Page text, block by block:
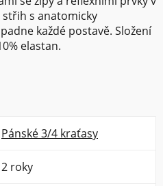
s anatomicky
každé postavě. Složení
elastan.
Pánské 3/4 kraťasy
2 roky